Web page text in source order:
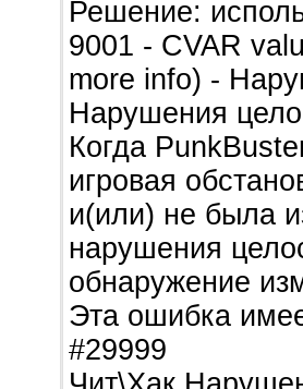
Решение:
9001 - CVAR
more info) -
Нарушения
Когда
игровая
и(или) не была
нарушения
обнаружение
Эта ошибка
#29999